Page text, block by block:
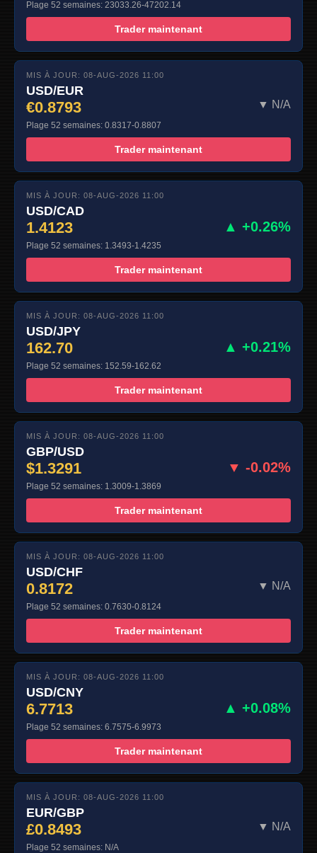
Plage 52 semaines: 23033.26-47202.14
Trader maintenant
MIS À JOUR: 08-AUG-2026 11:00
USD/EUR
€0.8793 ▼ N/A
Plage 52 semaines: 0.8317-0.8807
Trader maintenant
MIS À JOUR: 08-AUG-2026 11:00
USD/CAD
1.4123 ▲ +0.26%
Plage 52 semaines: 1.3493-1.4235
Trader maintenant
MIS À JOUR: 08-AUG-2026 11:00
USD/JPY
162.70 ▲ +0.21%
Plage 52 semaines: 152.59-162.62
Trader maintenant
MIS À JOUR: 08-AUG-2026 11:00
GBP/USD
$1.3291 ▼ -0.02%
Plage 52 semaines: 1.3009-1.3869
Trader maintenant
MIS À JOUR: 08-AUG-2026 11:00
USD/CHF
0.8172 ▼ N/A
Plage 52 semaines: 0.7630-0.8124
Trader maintenant
MIS À JOUR: 08-AUG-2026 11:00
USD/CNY
6.7713 ▲ +0.08%
Plage 52 semaines: 6.7575-6.9973
Trader maintenant
MIS À JOUR: 08-AUG-2026 11:00
EUR/GBP
£0.8493 ▼ N/A
Plage 52 semaines: N/A